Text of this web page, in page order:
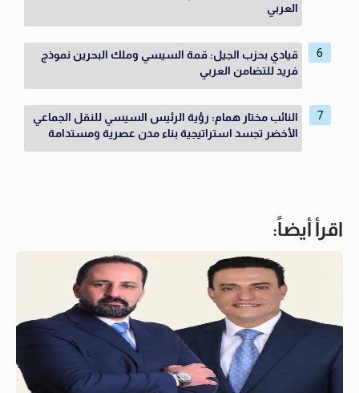
العربي
قيادي بحزب الجيل: قمة السيسي وملك البحرين نموذج
فريد للتضامن العربي
النائب مختار همام: رؤية الرئيس السيسي للنقل الجماعي
الأخضر تجسد استراتيجية بناء مدن عصرية ومستدامة
اقرأ أيضاً: